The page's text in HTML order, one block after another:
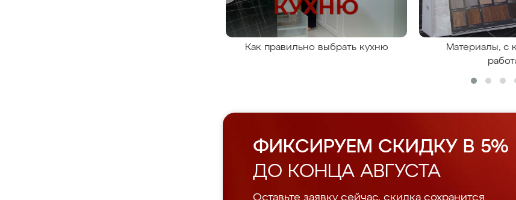
Как правильно выбрать кухню
Материалы, с
ФИКСИРУЕМ СКИДКУ В 5%
ДО КОНЦА АВГУСТА
Оставьте заявку сейчас, скидка сохранится.